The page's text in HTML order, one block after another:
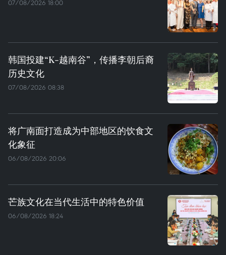
07/08/2026 18:00
韩国投建“K-越南谷”，传播李朝后裔
历史文化
07/08/2026 08:38
将广南面打造成为中部地区的饮食文
化象征
06/08/2026 20:06
芒族文化在当代生活中的特色价值
06/08/2026 18:24